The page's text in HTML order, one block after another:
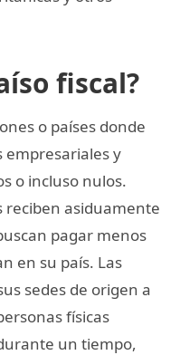
fiscal?
o países donde
y
o incluso nulos.
reciben asiduamente
pagar menos
en su país. Las
sedes de origen a
físicas
un tiempo,